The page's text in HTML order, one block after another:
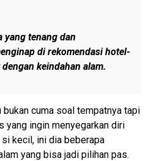
yang tenang dan
di rekomendasi hotel-
keindahan alam.
cuma soal tempatnya tapi
yang ingin menyegarkan diri
kecil, ini dia beberapa
yang bisa jadi pilihan pas.